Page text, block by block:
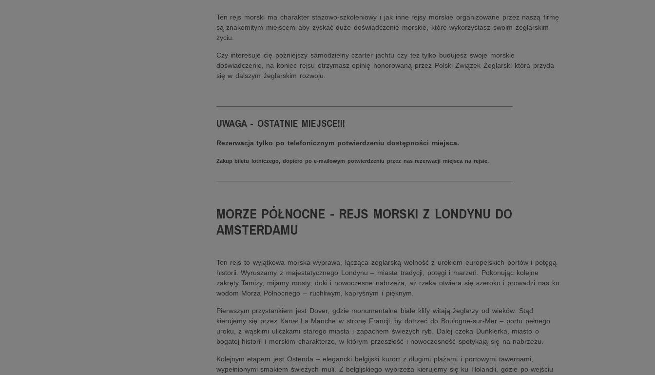
Ten rejs morski ma charakter stażowo-szkoleniowy i jak inne rejsy morskie organizowane przez naszą firmę
są znakomitym miejscem aby zyskać duże doświadczenie morskie, które wykorzystasz swoim żeglarskim
życiu.
Czy interesuje cię późniejszy samodzielny czarter jachtu czy też tylko budujesz swoje morskie
doświadczenie, na koniec rejsu otrzymasz opinię honorowaną przez Polski Związek Żeglarski która przyda
się w dalszym żeglarskim rozwoju.
UWAGA - OSTATNIE MIEJSCE!!!
Rezerwacja tylko po telefonicznym potwierdzeniu dostępności miejsca.
Zakup biletu lotniczego, dopiero po e-mailowym potwierdzeniu przez nas rezerwacji miejsca na rejsie.
MORZE PÓŁNOCNE - REJS MORSKI Z LONDYNU DO
AMSTERDAMU
Ten rejs to wyjątkowa morska wyprawa, łącząca żeglarską wolność z urokiem europejskich portów i potęgą
historii. Wyruszamy z majestatycznego Londynu – miasta tradycji, potęgi i marzeń. Pokonując kolejne
zakręty Tamizy, mijamy mosty, doki i nowoczesne nabrzeża, aż rzeka otwiera się szeroko i prowadzi nas ku
wodom Morza Północnego – ruchliwym, kapryśnym i pięknym.
Pierwszym przystankiem jest Dover, gdzie monumentalne białe klify witają żeglarzy od wieków. Stąd
kierujemy się przez Kanał La Manche w stronę Francji, by dotrzeć do Boulogne-sur-Mer – portu pełnego
uroku, z wąskimi uliczkami starego miasta i zapachem świeżych ryb. Dalej czeka Dunkierka, miasto o
bogatej historii i morskim charakterze, w którym przeszłość i nowoczesność spotykają się na nabrzeżu.
Kolejnym etapem jest Ostenda – elegancki belgijski kurort z długimi plażami i portowymi tawernami,
wypełnionymi smakiem świeżych muli. Z belgijskiego wybrzeża kierujemy się ku Holandii, gdzie po wejściu